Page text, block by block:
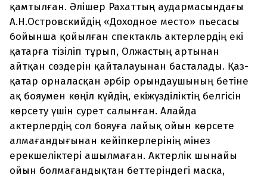
қамтылған. Әлішер Рахаттың аудармасындағы
А.Н.Островскийдің «Доходное место» пьесасы
бойынша қойылған спектакль актерлердің екі
қатарға тізіліп тұрып, Олжастың артынан
айтқан сөздерін қайталауынан басталады. Қаз-
қатар орналасқан әрбір орындаушының бетіне
ақ бояумен көңіл күйдің, екіжүзділіктің белгісін
көрсету үшін сурет салынған. Алайда
актерлердің сол бояуға лайық ойын көрсете
алмағандығынан кейіпкерлерінің мінез
ерекшеліктері ашылмаған. Актерлік шынайы
ойын болмағандықтан беттеріндегі маска,